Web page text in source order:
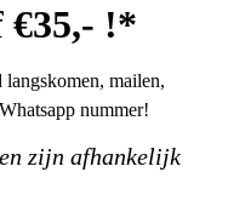
€35,- !*
mailen,
nummer!
zijn afhankelijk